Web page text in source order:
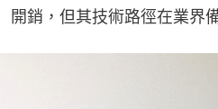
開銷，但其技術路徑在業界